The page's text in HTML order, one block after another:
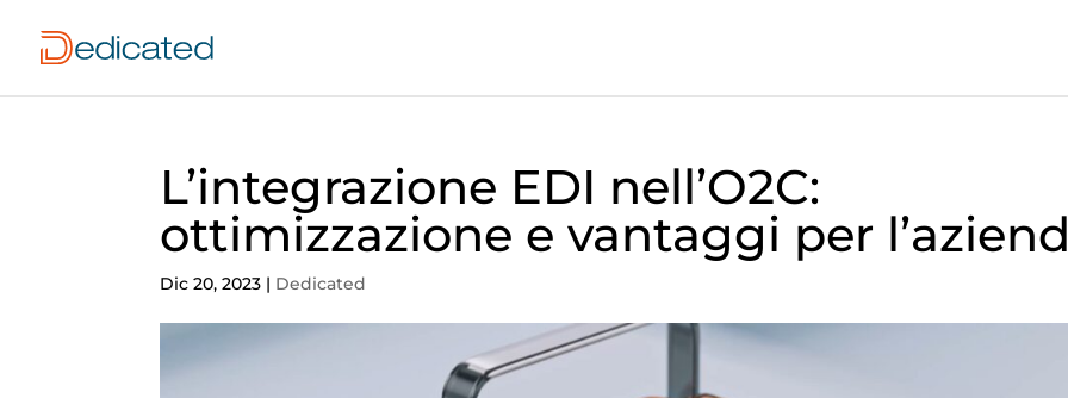
L’integrazione EDI nell’O2C:
ottimizzazione e vantaggi per
Dic 20, 2023 | Dedicated